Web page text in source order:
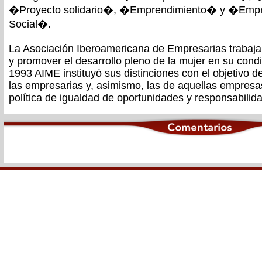
�Proyecto solidario�, �Emprendimiento� y
Social�.
La Asociación Iberoamericana de Empresarias
y promover el desarrollo pleno de la mujer en su
1993 AIME instituyó sus distinciones con el objetivo
las empresarias y, asimismo, las de aquellas
política de igualdad de oportunidades y